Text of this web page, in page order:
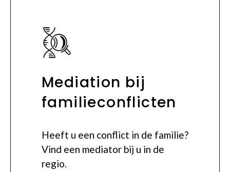
Mediation bij
familieconflicten
Heeft u een conflict in de familie?
Vind een mediator bij u in de
regio.